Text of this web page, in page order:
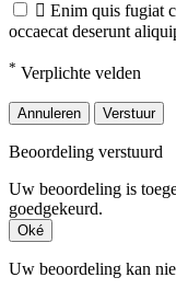
 Enim quis fugiat
occaecat deserunt
* Verplichte velden
Annuleren Verstuur
Beoordeling verstuurd
Uw beoordeling is
goedgekeurd.
Oké
Uw beoordeling kan